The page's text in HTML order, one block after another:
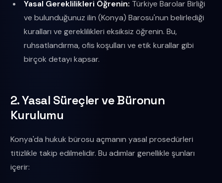
Yasal Gereklilikleri Öğrenin: Türkiye Barolar Birliği
ve bulunduğunuz ilin (Konya) Barosu'nun belirlediği
kuralları ve gereklilikleri eksiksiz öğrenin. Bu,
ruhsatlandırma, ofis koşulları ve etik kurallar gibi
birçok detayı kapsar.
2. Yasal Süreçler ve Büronun
Kurulumu
Konya'da hukuk bürosu açmanın yasal prosedürleri
titizlikle takip edilmelidir. Bu adımlar genellikle şunları
içerir: